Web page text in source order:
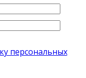
персональных